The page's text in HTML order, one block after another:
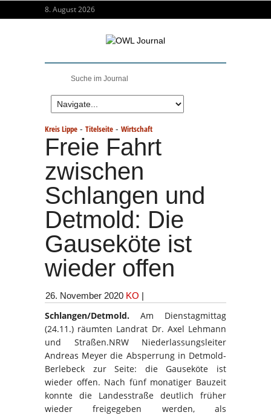
8. August 2026
Kreis Lippe - Titelseite - Wirtschaft
Freie Fahrt
zwischen
Schlangen und
Detmold: Die
Gauseköte ist
wieder offen
26. November 2020 KO |
Schlangen/Detmold. Am Dienstagmittag
(24.11.) räumten Landrat Dr. Axel Lehmann
und Straßen.NRW Niederlassungsleiter
Andreas Meyer die Absperrung in Detmold-
Berlebeck zur Seite: die Gauseköte ist
wieder offen. Nach fünf monatiger Bauzeit
konnte die Landesstraße deutlich früher
wieder freigegeben werden, als